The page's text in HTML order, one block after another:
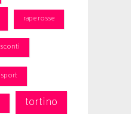
rape rosse
sconti
sport
tortino